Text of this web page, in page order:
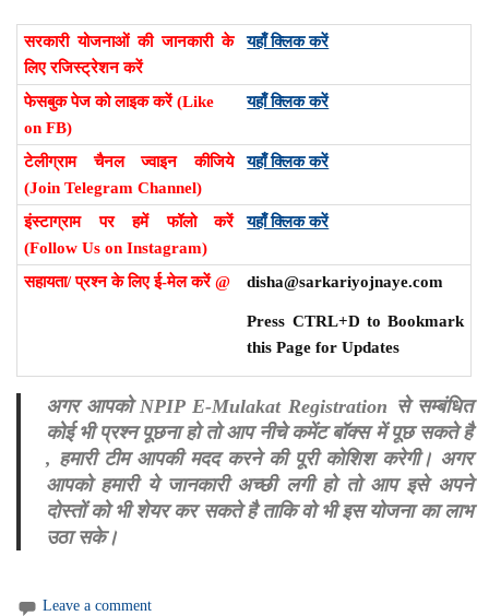
सरकारी योजनाओं की जानकारी के
लिए रजिस्ट्रेशन करें
यहाँ क्लिक करें
फेसबुक पेज को लाइक करें (Like
on FB)
यहाँ क्लिक करें
टेलीग्राम चैनल ज्वाइन कीजिये
(Join Telegram Channel)
यहाँ क्लिक करें
इंस्टाग्राम पर हमें फॉलो करें
(Follow Us on Instagram)
यहाँ क्लिक करें
सहायता/ प्रश्न के लिए ई-मेल करें @ disha@sarkariyojnaye.com
Press CTRL+D to Bookmark
this Page for Updates
अगर आपको NPIP E-Mulakat Registration से सम्बंधित
कोई भी प्रश्न पूछना हो तो आप नीचे कमेंट बॉक्स में पूछ सकते है
, हमारी टीम आपकी मदद करने की पूरी कोशिश करेगी। अगर
आपको हमारी ये जानकारी अच्छी लगी हो तो आप इसे अपने
दोस्तों को भी शेयर कर सकते है ताकि वो भी इस योजना का लाभ
उठा सके।
Leave a comment